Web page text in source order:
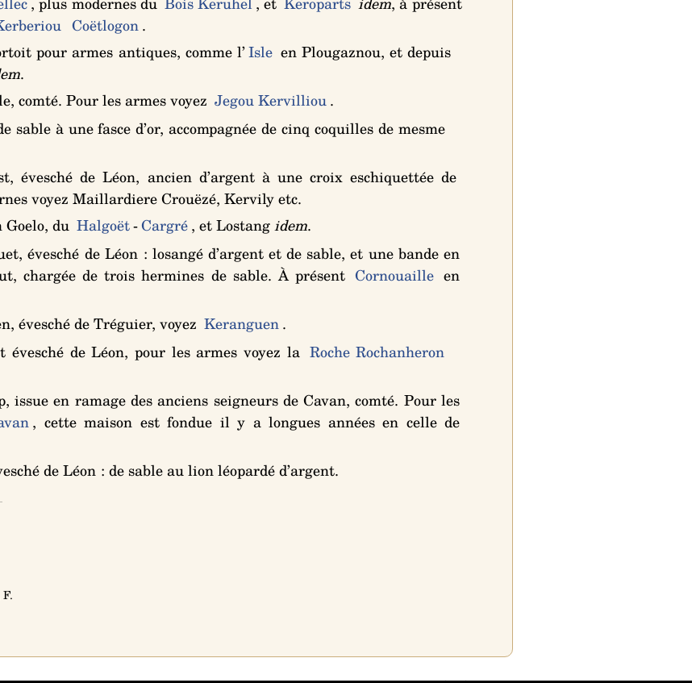
Coëtlogon.
pour armes antiques, comme l’Isle en Plougaznou, et depuis
.
comté. Pour les armes voyez Jegou Kervilliou.
sable à une fasce d’or, accompagnée de cinq coquilles de mesme
évesché de Léon, ancien d’argent à une croix eschiquettée de
voyez Maillardiere Crouëzé, Kervily etc.
Goelo, du Halgoët-Cargré, et Lostangidem.
évesché de Léon : losangé d’argent et de sable, et une bande en
chargée de trois hermines de sable. À présent Cornouaille en
évesché de Tréguier, voyez Keranguen.
évesché de Léon, pour les armes voyez la Roche Rochanheron
issue en ramage des anciens seigneurs de Cavan, comté. Pour les
, cette maison est fondue il y a longues années en celle de
de Léon : de sable au lion léopardé d’argent.
Cabinet d'orthodonthie à NantesCabinet d'orthodonthie à Nantes